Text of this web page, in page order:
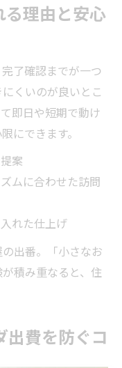
る理由と安心
了確認までが一つ
くいのが良いとこ
即日や短期で動け
にできます。
案
ムに合わせた訪問
れた仕上げ
出番。「小さなお
積み重なると、住
出費を防ぐコ